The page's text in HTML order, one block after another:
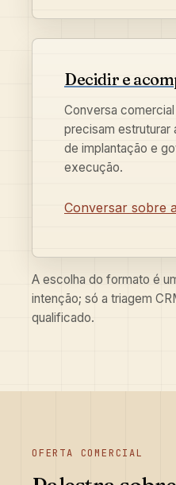
Decidir e
Conversa
precisam estruturar
de implantação e
execução.
Conversar sobre
A escolha do formato é
intenção; só a triagem
qualificado.
OFERTA COMERCIAL